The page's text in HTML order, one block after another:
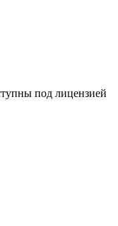
под лицензией